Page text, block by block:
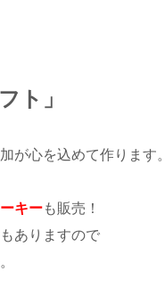
ト」
が心を込めて作ります。
キーも販売！
もありますので